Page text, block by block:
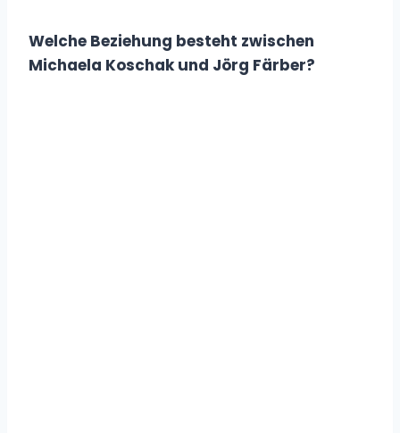
Welche Beziehung besteht zwischen
Michaela Koschak und Jörg Färber?